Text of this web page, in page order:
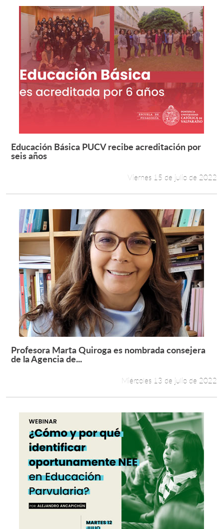
Leer más +
Educación Básica PUCV recibe acreditación por
seis años
Viernes 15 de julio de 2022
Leer más +
Profesora Marta Quiroga es nombrada consejera
de la Agencia de...
Miércoles 13 de julio de 2022